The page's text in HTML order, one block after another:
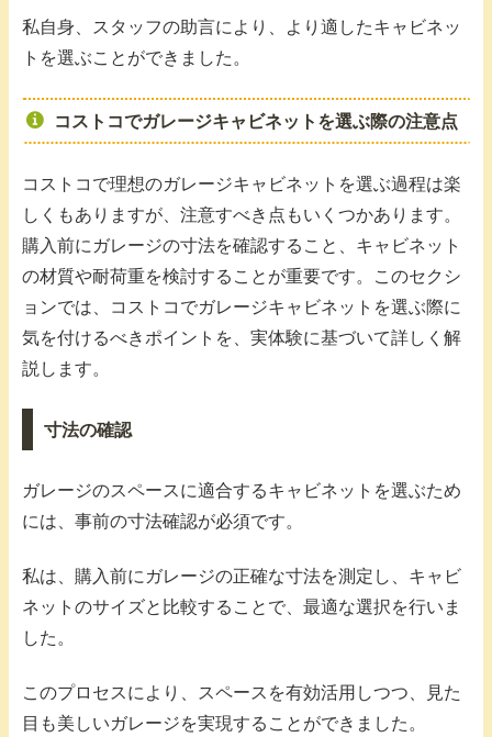
私自身、スタッフの助言により、より適したキャビネッ
トを選ぶことができました。
コストコでガレージキャビネットを選ぶ際の注意点
コストコで理想のガレージキャビネットを選ぶ過程は楽
しくもありますが、注意すべき点もいくつかあります。
購入前にガレージの寸法を確認すること、キャビネット
の材質や耐荷重を検討することが重要です。このセクシ
ョンでは、コストコでガレージキャビネットを選ぶ際に
気を付けるべきポイントを、実体験に基づいて詳しく解
説します。
寸法の確認
ガレージのスペースに適合するキャビネットを選ぶため
には、事前の寸法確認が必須です。
私は、購入前にガレージの正確な寸法を測定し、キャビ
ネットのサイズと比較することで、最適な選択を行いま
した。
このプロセスにより、スペースを有効活用しつつ、見た
目も美しいガレージを実現することができました。